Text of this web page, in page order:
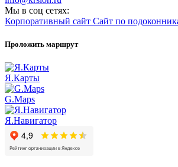
Мы в соц сетях:
Корпоративный сайт Сайт по
Проложить маршрут
Я.Карты
G.Maps
Я.Навигатор